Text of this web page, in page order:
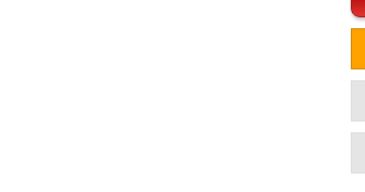
※商品によって若干のサイズの誤差がございます。また